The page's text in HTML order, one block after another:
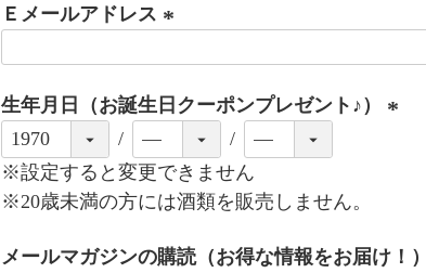
須
Ｅメールアドレス
須
生年月日（お誕生日クーポンプレゼント♪）
※設定すると変更できません
※20歳未満の方には酒類を販売しません。
メールマガジンの購読（お得な情報をお届け！）